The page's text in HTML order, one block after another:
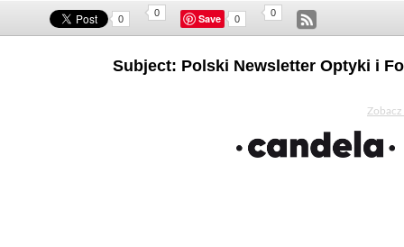
0
0 Save 0
0
Subject: Polski Newsletter Optyki i